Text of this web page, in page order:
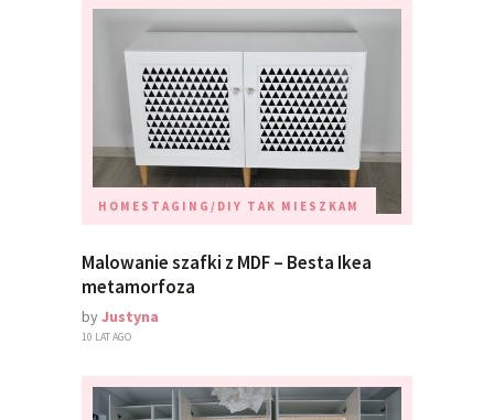
HOMESTAGING/DIY TAK MIESZKAM
Malowanie szafki z MDF – Besta Ikea
metamorfoza
byJustyna
10 LAT AGO